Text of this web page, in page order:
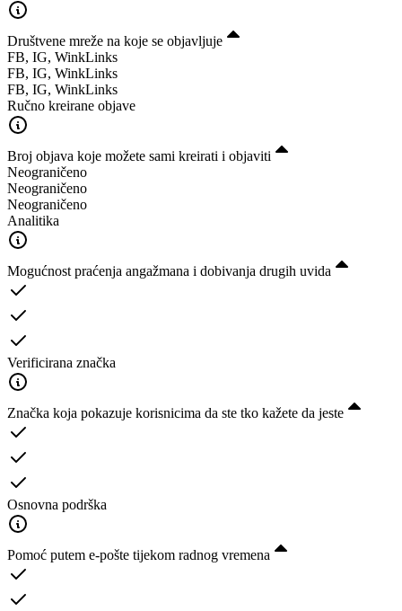
Društvene mreže na koje se objavljuje
FB, IG, WinkLinks
FB, IG, WinkLinks
FB, IG, WinkLinks
Ručno kreirane objave
Broj objava koje možete sami kreirati i objaviti
Neograničeno
Neograničeno
Neograničeno
Analitika
Mogućnost praćenja angažmana i dobivanja drugih uvida
Verificirana značka
Značka koja pokazuje korisnicima da ste tko kažete da jeste
Osnovna podrška
Pomoć putem e-pošte tijekom radnog vremena